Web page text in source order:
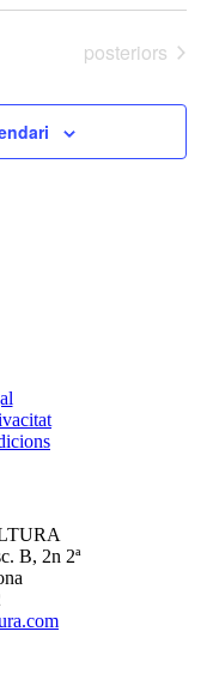
Esdeveniments
posteriors
B, 2n 2ª